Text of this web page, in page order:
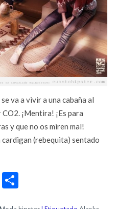
va a vivir a una cabaña al
¡Mentira! ¡Es para
y que no os miren mal!
cardigan (rebequita) sentado
WhatsApp